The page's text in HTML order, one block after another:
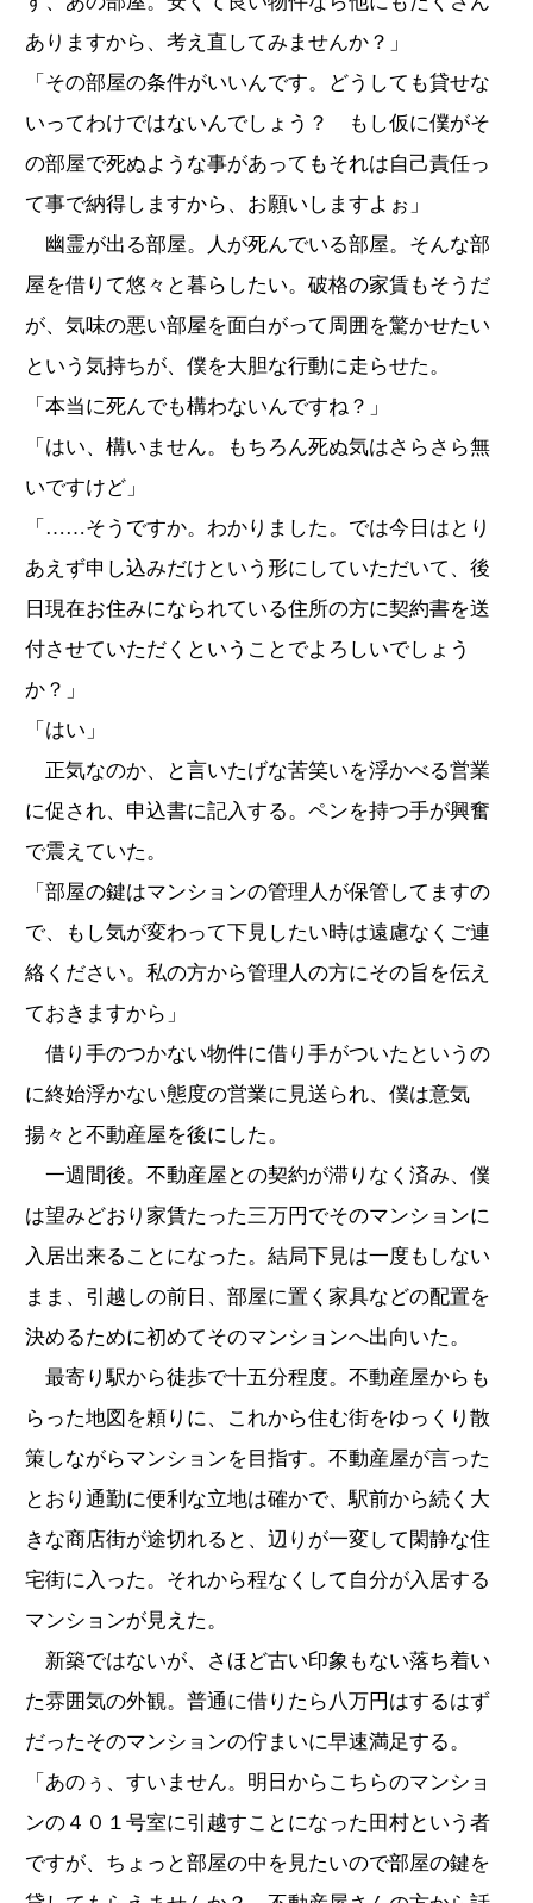
ありますから、考え直してみませんか？」
「その部屋の条件がいいんです。どうしても貸せな
いってわけではないんでしょう？ もし仮に僕がそ
の部屋で死ぬような事があってもそれは自己責任っ
て事で納得しますから、お願いしますよぉ」
幽霊が出る部屋。人が死んでいる部屋。そんな部
屋を借りて悠々と暮らしたい。破格の家賃もそうだ
が、気味の悪い部屋を面白がって周囲を驚かせたい
という気持ちが、僕を大胆な行動に走らせた。
「本当に死んでも構わないんですね？」
「はい、構いません。もちろん死ぬ気はさらさら無
いですけど」
「……そうですか。わかりました。では今日はとり
あえず申し込みだけという形にしていただいて、後
日現在お住みになられている住所の方に契約書を送
付させていただくということでよろしいでしょう
か？」
「はい」
正気なのか、と言いたげな苦笑いを浮かべる営業
に促され、申込書に記入する。ペンを持つ手が興奮
で震えていた。
「部屋の鍵はマンションの管理人が保管してますの
で、もし気が変わって下見したい時は遠慮なくご連
絡ください。私の方から管理人の方にその旨を伝え
ておきますから」
借り手のつかない物件に借り手がついたというの
に終始浮かない態度の営業に見送られ、僕は意気
揚々と不動産屋を後にした。
一週間後。不動産屋との契約が滞りなく済み、僕
は望みどおり家賃たった三万円でそのマンションに
入居出来ることになった。結局下見は一度もしない
まま、引越しの前日、部屋に置く家具などの配置を
決めるために初めてそのマンションへ出向いた。
最寄り駅から徒歩で十五分程度。不動産屋からも
らった地図を頼りに、これから住む街をゆっくり散
策しながらマンションを目指す。不動産屋が言った
とおり通勤に便利な立地は確かで、駅前から続く大
きな商店街が途切れると、辺りが一変して閑静な住
宅街に入った。それから程なくして自分が入居する
マンションが見えた。
新築ではないが、さほど古い印象もない落ち着い
た雰囲気の外観。普通に借りたら八万円はするはず
だったそのマンションの佇まいに早速満足する。
「あのぅ、すいません。明日からこちらのマンショ
ンの４０１号室に引越すことになった田村という者
ですが、ちょっと部屋の中を見たいので部屋の鍵を